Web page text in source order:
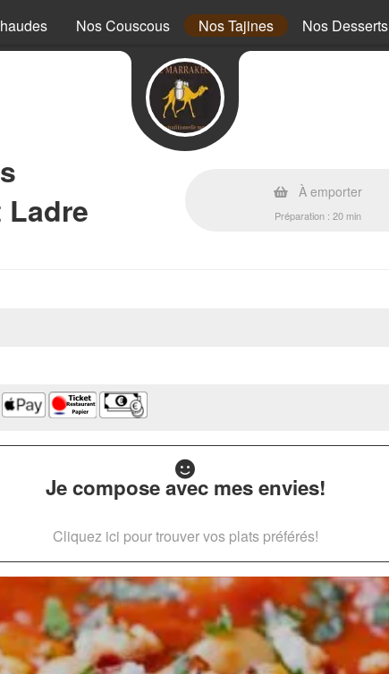
Nos Couscous Nos Tajines Nos Desserts
Ladre
À emporter
Préparation : 20 min
Je compose avec mes envies!
Cliquez ici pour trouver vos plats préférés!